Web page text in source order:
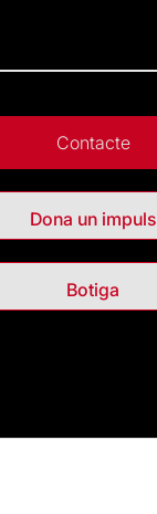
Contacte
Dona un impuls
Botiga